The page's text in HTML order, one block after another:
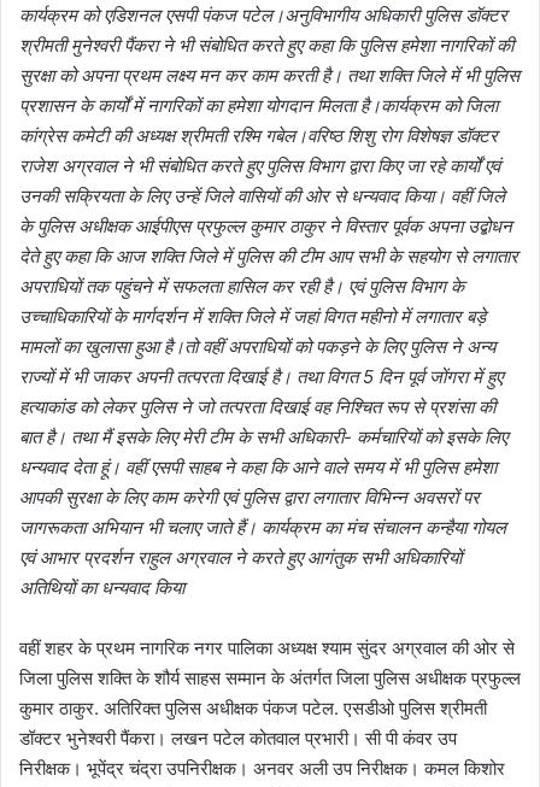
कार्यक्रम को एडिशनल एसपी पंकज पटेल।अनुविभागीय अधिकारी पुलिस डॉक्टर
श्रीमती मुनेश्वरी पैंकरा ने भी संबोधित करते हुए कहा कि पुलिस हमेशा नागरिकों की
सुरक्षा को अपना प्रथम लक्ष्य मन कर काम करती है। तथा शक्ति जिले में भी पुलिस
प्रशासन के कार्यों में नागरिकों का हमेशा योगदान मिलता है।कार्यक्रम को जिला
कांग्रेस कमेटी की अध्यक्ष श्रीमती रश्मि गबेल।वरिष्ठ शिशु रोग विशेषज्ञ डॉक्टर
राजेश अग्रवाल ने भी संबोधित करते हुए पुलिस विभाग द्वारा किए जा रहे कार्यों एवं
उनकी सक्रियता के लिए उन्हें जिले वासियों की ओर से धन्यवाद किया। वहीं जिले
के पुलिस अधीक्षक आईपीएस प्रफुल्ल कुमार ठाकुर ने विस्तार पूर्वक अपना उद्बोधन
देते हुए कहा कि आज शक्ति जिले में पुलिस की टीम आप सभी के सहयोग से लगातार
अपराधियों तक पहुंचने में सफलता हासिल कर रही है। एवं पुलिस विभाग के
उच्चाधिकारियों के मार्गदर्शन में शक्ति जिले में जहां विगत महीनो में लगातार बड़े
मामलों का खुलासा हुआ है।तो वहीं अपराधियों को पकड़ने के लिए पुलिस ने अन्य
राज्यों में भी जाकर अपनी तत्परता दिखाई है। तथा विगत 5 दिन पूर्व जोंगरा में हुए
हत्याकांड को लेकर पुलिस ने जो तत्परता दिखाई वह निश्चित रूप से प्रशंसा की
बात है। तथा मैं इसके लिए मेरी टीम के सभी अधिकारी- कर्मचारियों को इसके लिए
धन्यवाद देता हूं। वहीं एसपी साहब ने कहा कि आने वाले समय में भी पुलिस हमेशा
आपकी सुरक्षा के लिए काम करेगी एवं पुलिस द्वारा लगातार विभिन्न अवसरों पर
जागरूकता अभियान भी चलाए जाते हैं। कार्यक्रम का मंच संचालन कन्हैया गोयल
एवं आभार प्रदर्शन राहुल अग्रवाल ने करते हुए आगंतुक सभी अधिकारियों
अतिथियों का धन्यवाद किया
वहीं शहर के प्रथम नागरिक नगर पालिका अध्यक्ष श्याम सुंदर अग्रवाल की ओर से
जिला पुलिस शक्ति के शौर्य साहस सम्मान के अंतर्गत जिला पुलिस अधीक्षक प्रफुल्ल
कुमार ठाकुर. अतिरिक्त पुलिस अधीक्षक पंकज पटेल. एसडीओ पुलिस श्रीमती
डॉक्टर भुनेश्वरी पैंकरा। लखन पटेल कोतवाल प्रभारी। सी पी कंवर उप
निरीक्षक। भूपेंद्र चंद्रा उपनिरीक्षक। अनवर अली उप निरीक्षक। कमल किशोर